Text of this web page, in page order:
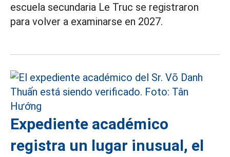
escuela secundaria Le Truc se registraron
para volver a examinarse en 2027.
Expediente académico
registra un lugar inusual, el